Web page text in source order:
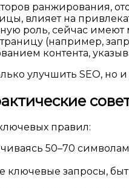
ранжирования,
влияет на
роль, сейчас имеют
(например,
контента,
улучшить SEO, но
правил:
50–70
запросы,